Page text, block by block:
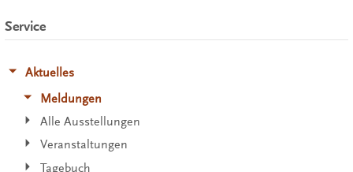
Service
Aktuelles
Meldungen
Alle Ausstellungen
Veranstaltungen
Tagebuch